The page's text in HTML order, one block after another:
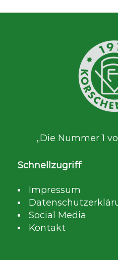
„Die Nummer 1
Schnellzugriff
Impressum
Social Media
Kontakt